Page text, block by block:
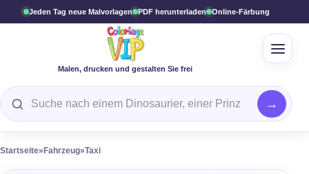
Jeden Tag neue Malvorlagen PDF herunterladen Online-Färbung
Malen, drucken und gestalten Sie frei
Suche nach einer Malvorlage
Startseite» Fahrzeug»Taxi